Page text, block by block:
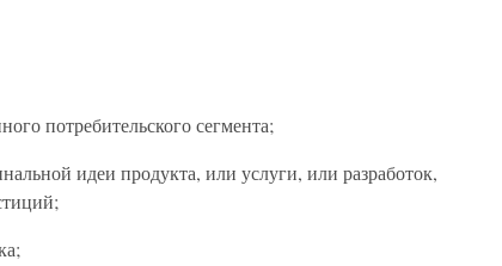
потребительского сегмента;
идеи продукта, или услуги, или разработок,